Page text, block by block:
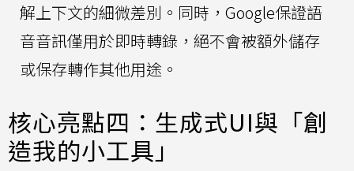
解上下文的細微差別。同時，Google保證語
音音訊僅用於即時轉錄，絕不會被額外儲存
或保存轉作其他用途。
核心亮點四：生成式UI與「創
造我的小工具」